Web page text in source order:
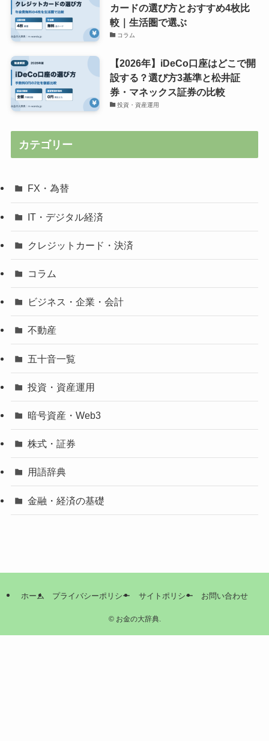
カードの選び方とおすすめ4枚比
較｜生活圏で選ぶ
コラム
【2026年】iDeCo口座はどこで開
設する？選び方3基準と松井証
券・マネックス証券の比較
投資・資産運用
カテゴリー
FX・為替
IT・デジタル経済
クレジットカード・決済
コラム
ビジネス・企業・会計
不動産
五十音一覧
投資・資産運用
暗号資産・Web3
株式・証券
用語辞典
金融・経済の基礎
ホーム プライバシーポリシー サイトポリシー お問い合わせ
©お金の大辞典.